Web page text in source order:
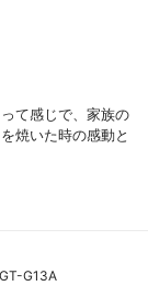
て感じで、家族の
焼いた時の感動と
G13A